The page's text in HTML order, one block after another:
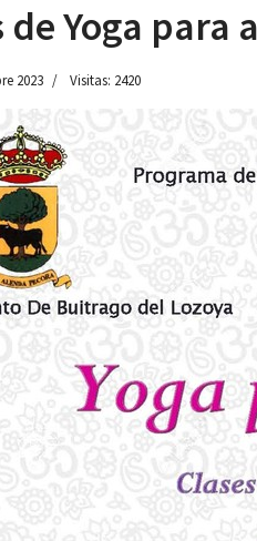
Yoga para
2023 Visitas: 2420